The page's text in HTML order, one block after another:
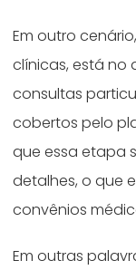
Em outro
clínicas, está
consultas
cobertos pelo
que essa etapa
detalhes, o que
convênios
Em outras